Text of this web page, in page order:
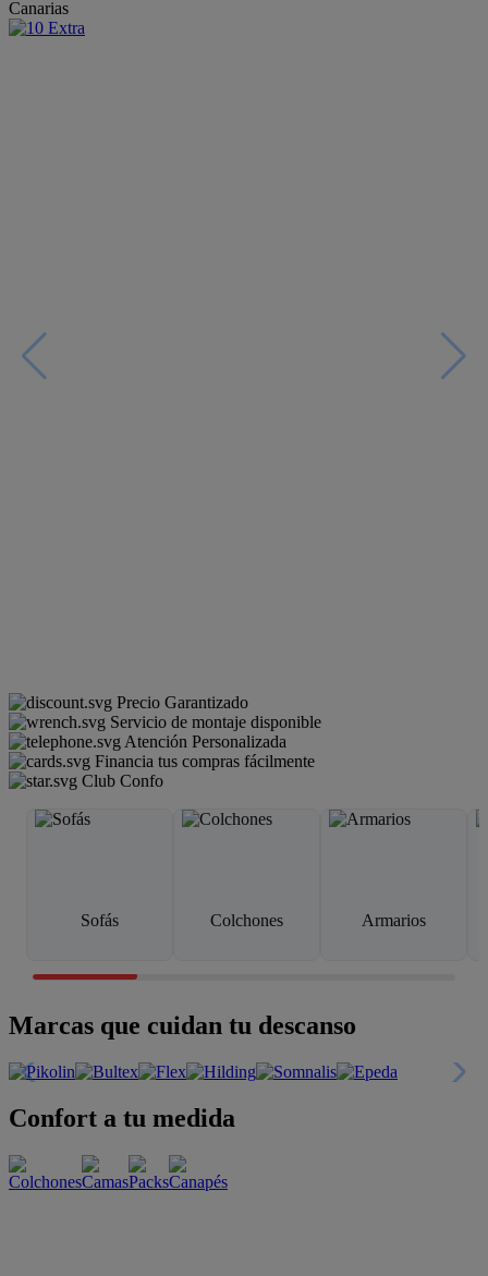
Canarias
Precio Garantizado
Servicio de montaje disponible
Atención Personalizada
Financia tus compras fácilmente
Club Confo
Sofás Colchones Armarios
Marcas que cuidan tu descanso
Confort a tu medida